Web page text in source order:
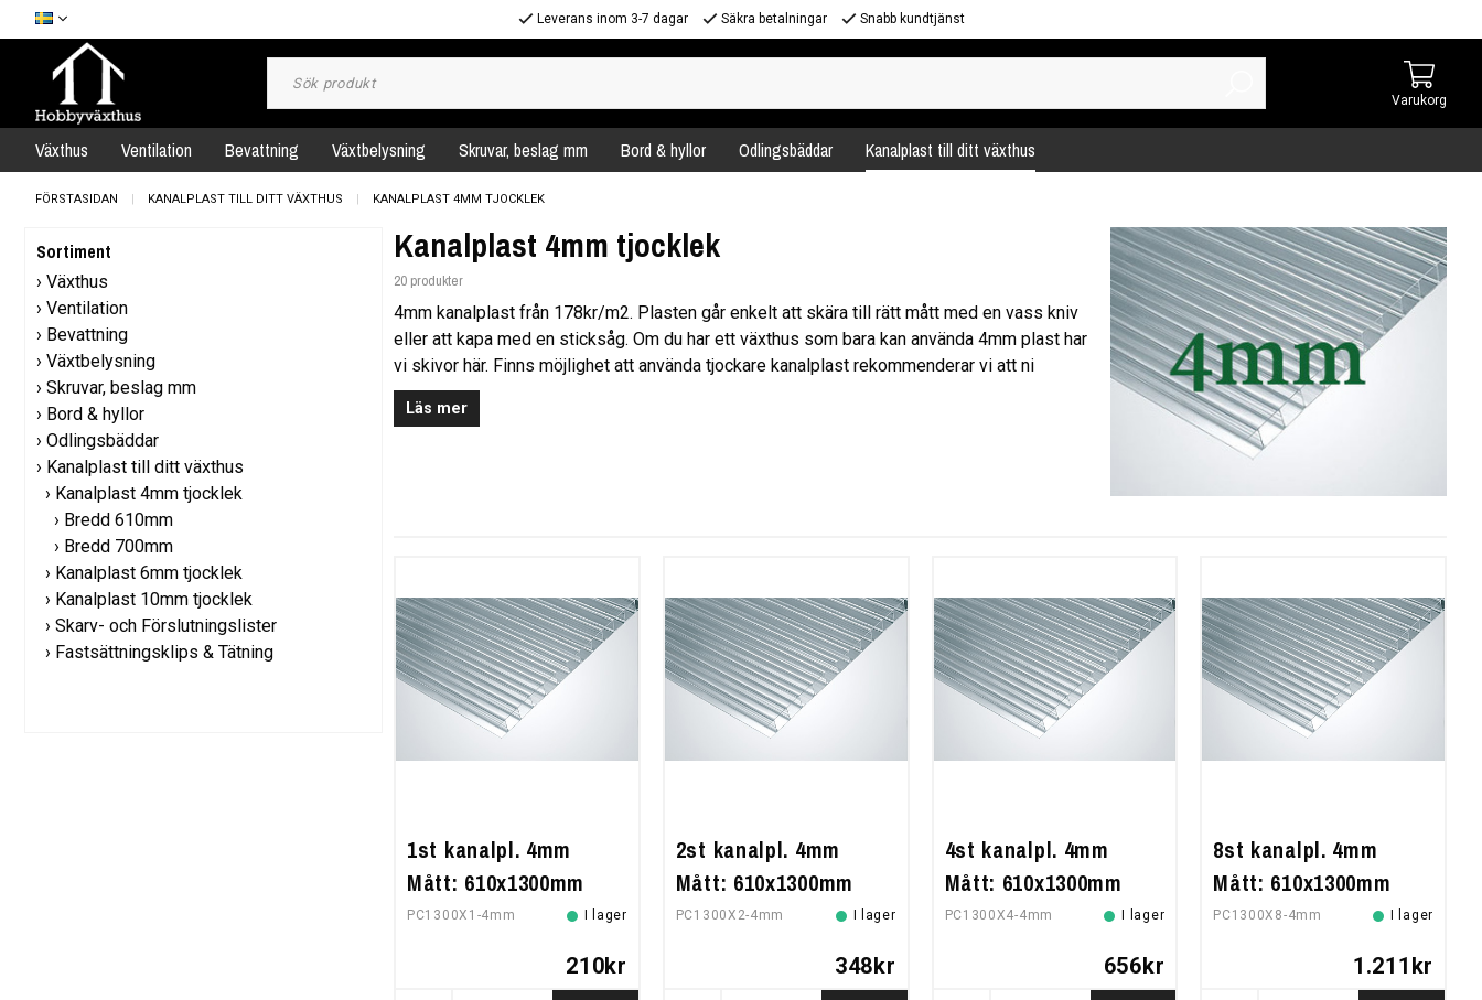
Leverans inom 3-7 dagar Säkra betalningar Snabb kundtjänst
Varukorg
Växthus Ventilation Bevattning Växtbelysning Skruvar, beslag mm Bord & hyllor Odlingsbäddar Kanalplast till ditt växthus
FÖRSTASIDAN KANALPLAST TILL DITT VÄXTHUS KANALPLAST 4MM TJOCKLEK
Sortiment
Växthus
Ventilation
Bevattning
Växtbelysning
Skruvar, beslag mm
Bord & hyllor
Odlingsbäddar
Kanalplast till ditt växthus
Kanalplast 4mm tjocklek
Bredd 610mm
Bredd 700mm
Kanalplast 6mm tjocklek
Kanalplast 10mm tjocklek
Skarv- och Förslutningslister
Fastsättningsklips & Tätning
Kanalplast 4mm tjocklek
20 produkter
4mm kanalplast från 178kr/m2. Plasten går enkelt att skära till rätt mått med en vass kniv
eller att kapa med en sticksåg. Om du har ett växthus som bara kan använda 4mm plast har
vi skivor här. Finns möjlighet att använda tjockare kanalplast rekommenderar vi att ni
använder 6mm i stället då den är styvare och därmed vindtåligare.
Plasten är coextruderad med ett 50µm tjockt lager UV-skydd vilket är det tjockaste lager
Läs mer
1st kanalpl. 4mm
Mått: 610x1300mm
PC1300X1-4mm I lager
210kr
2st kanalpl. 4mm
Mått: 610x1300mm
PC1300X2-4mm I lager
348kr
4st kanalpl. 4mm
Mått: 610x1300mm
PC1300X4-4mm I lager
656kr
8st kanalpl. 4mm
Mått: 610x1300mm
PC1300X8-4mm I lager
1.211kr